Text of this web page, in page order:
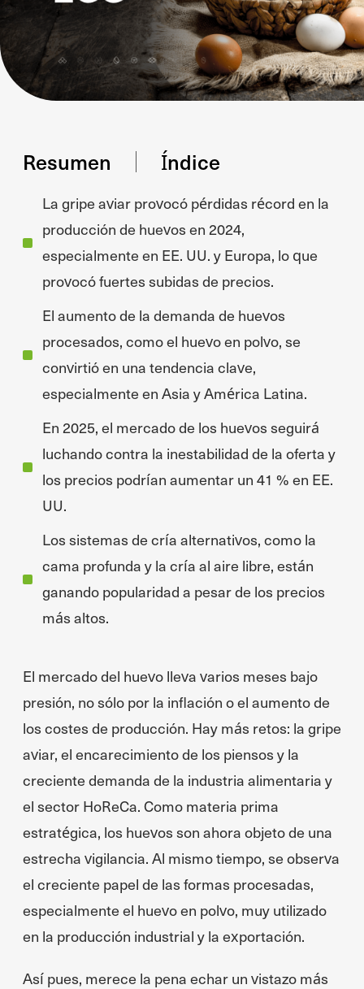
Resumen Índice
La gripe aviar provocó pérdidas récord en la
producción de huevos en 2024,
especialmente en EE. UU. y Europa, lo que
provocó fuertes subidas de precios.
El aumento de la demanda de huevos
procesados, como el huevo en polvo, se
convirtió en una tendencia clave,
especialmente en Asia y América Latina.
En 2025, el mercado de los huevos seguirá
luchando contra la inestabilidad de la oferta y
los precios podrían aumentar un 41 % en EE.
UU.
Los sistemas de cría alternativos, como la
cama profunda y la cría al aire libre, están
ganando popularidad a pesar de los precios
más altos.
El mercado del huevo lleva varios meses bajo
presión, no sólo por la inflación o el aumento de
los costes de producción. Hay más retos: la gripe
aviar, el encarecimiento de los piensos y la
creciente demanda de la industria alimentaria y
el sector HoReCa. Como materia prima
estratégica, los huevos son ahora objeto de una
estrecha vigilancia. Al mismo tiempo, se observa
el creciente papel de las formas procesadas,
especialmente el huevo en polvo, muy utilizado
en la producción industrial y la exportación.
Así pues, merece la pena echar un vistazo más